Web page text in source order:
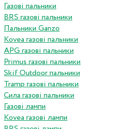
Газові пальники
BRS газові пальники
Пальники Ganzo
Kovea газові пальники
APG газові пальники
Primus газові пальники
Skif Outdoor пальники
Tramp газові пальники
Сила газові пальники
Газові лампи
Kovea газові лампи